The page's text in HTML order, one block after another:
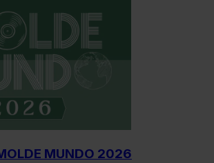
MUNDO 2026